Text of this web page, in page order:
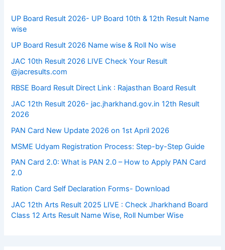
UP Board Result 2026- UP Board 10th & 12th Result Name
wise
UP Board Result 2026 Name wise & Roll No wise
JAC 10th Result 2026 LIVE Check Your Result
@jacresults.com
RBSE Board Result Direct Link : ​Rajasthan Board Result
JAC 12th Result 2026- jac.jharkhand.gov.in 12th Result
2026
PAN Card New Update 2026 on 1st April 2026
MSME Udyam Registration Process: Step-by-Step Guide
PAN Card 2.0: What is PAN 2.0 – How to Apply PAN Card
2.0
Ration Card Self Declaration Forms- Download
JAC 12th Arts Result 2025 LIVE : Check Jharkhand Board
Class 12 Arts Result Name Wise, Roll Number Wise